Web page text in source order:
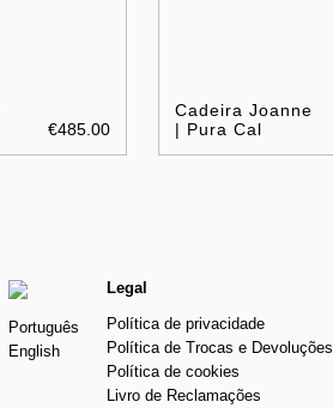
€485.00
Cadeira Joanne
| Pura Cal
Português
English
Legal
Política de privacidade
Política de Trocas e Devoluções
Política de cookies
Livro de Reclamações